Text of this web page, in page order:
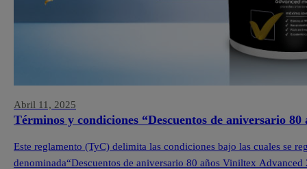
Abril 11, 2025
Términos y condiciones “Descuentos de aniversario
Este reglamento (TyC) delimita las condiciones bajo las cuales se
denominada“Descuentos de aniversario 80 años Viniltex